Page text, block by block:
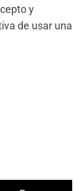
y
de usar una